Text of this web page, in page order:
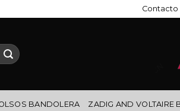
Contacto
BANDOLERA ZADIG AND VOLTAIRE